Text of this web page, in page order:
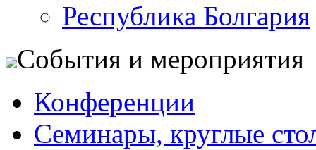
Республика Болгария
События и мероприятия
Конференции
Семинары, круглые